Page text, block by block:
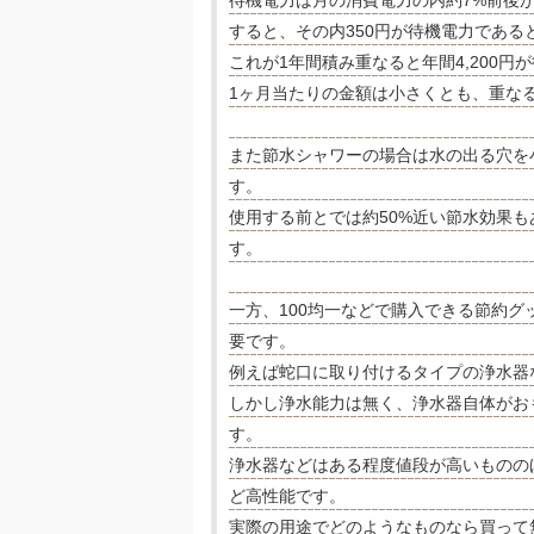
すると、その内350円が待機電力である
これが1年間積み重なると年間4,200円
1ヶ月当たりの金額は小さくとも、重な
また節水シャワーの場合は水の出る穴
す。
使用する前とでは約50%近い節水効果
す。
一方、100均一などで購入できる節約グ
要です。
例えば蛇口に取り付けるタイプの浄水
しかし浄水能力は無く、浄水器自体が
す。
浄水器などはある程度値段が高いもの
ど高性能です。
実際の用途でどのようなものなら買っ